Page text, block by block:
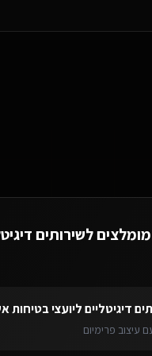
ליועצי בטיחות אשבכוכב
מומלצים לשירותים
דיגיטליים ליועצי בטיחות
עיצוב פרימיום